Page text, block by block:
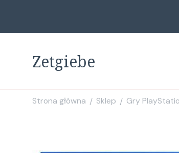
Zetgiebe
Strona główna / Sklep / Gry